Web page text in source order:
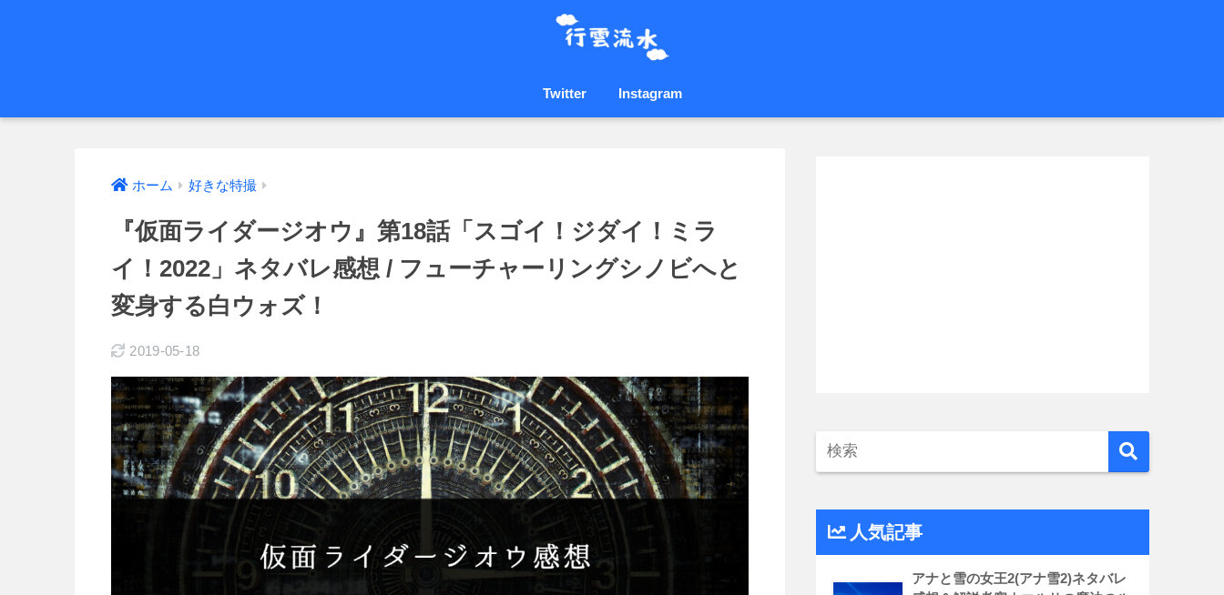
Twitter Instagram
ホーム 好きな特撮
『仮面ライダージオウ』第18話「スゴイ！ジダイ！ミラ
イ！2022」ネタバレ感想 / フューチャーリングシノビへと
変身する白ウォズ！
2019-05-18
人気記事
アナと雪の女王2(アナ雪2)ネタバレ